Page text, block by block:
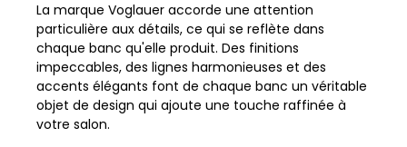
La marque Voglauer accorde une attention
particulière aux détails, ce qui se reflète dans
chaque banc qu'elle produit. Des finitions
impeccables, des lignes harmonieuses et des
accents élégants font de chaque banc un véritable
objet de design qui ajoute une touche raffinée à
votre salon.